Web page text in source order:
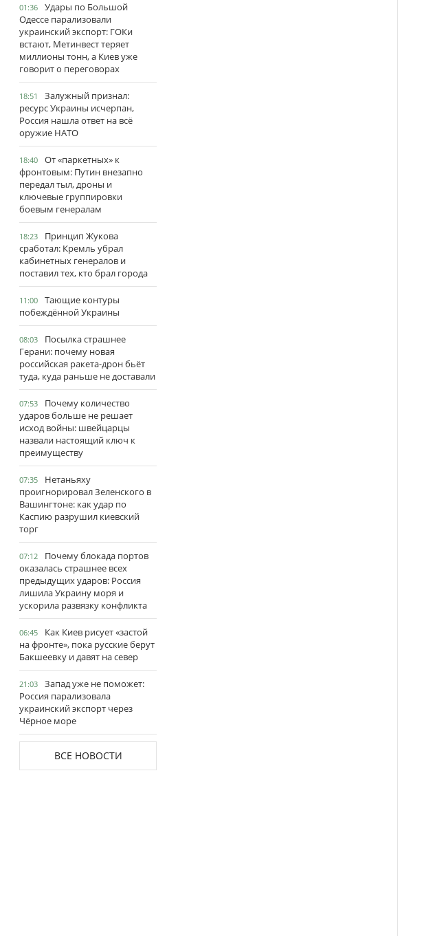
01:36
Удары по Большой
Одессе парализовали
украинский экспорт: ГОКи
встают, Метинвест теряет
миллионы тонн, а Киев уже
говорит о переговорах
18:51
Залужный признал:
ресурс Украины исчерпан,
Россия нашла ответ на всё
оружие НАТО
18:40
От «паркетных» к
фронтовым: Путин внезапно
передал тыл, дроны и
ключевые группировки
боевым генералам
18:23
Принцип Жукова
сработал: Кремль убрал
кабинетных генералов и
поставил тех, кто брал города
11:00
Тающие контуры
побеждённой Украины
08:03
Посылка страшнее
Герани: почему новая
российская ракета-дрон бьёт
туда, куда раньше не доставали
07:53
Почему количество
ударов больше не решает
исход войны: швейцарцы
назвали настоящий ключ к
преимуществу
07:35
Нетаньяху
проигнорировал Зеленского в
Вашингтоне: как удар по
Каспию разрушил киевский
торг
07:12
Почему блокада портов
оказалась страшнее всех
предыдущих ударов: Россия
лишила Украину моря и
ускорила развязку конфликта
06:45
Как Киев рисует «застой
на фронте», пока русские берут
Бакшеевку и давят на север
21:03
Запад уже не поможет:
Россия парализовала
украинский экспорт через
Чёрное море
ВСЕ НОВОСТИ